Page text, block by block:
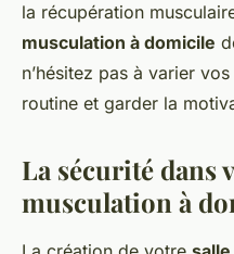
la récupération
musculation à domicile
n’hésitez pas à varier
routine et garder la
La sécurité dans
musculation à